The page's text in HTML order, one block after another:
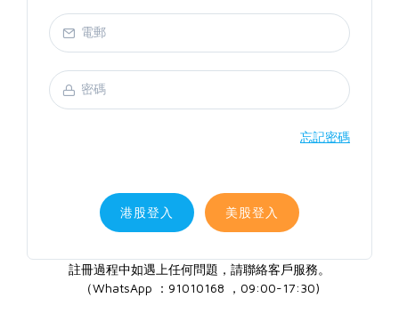
忘記密碼
港股登入 美股登入
註冊過程中如遇上任何問題，請聯絡客戶服務。
（WhatsApp ：91010168 ，09:00-17:30)